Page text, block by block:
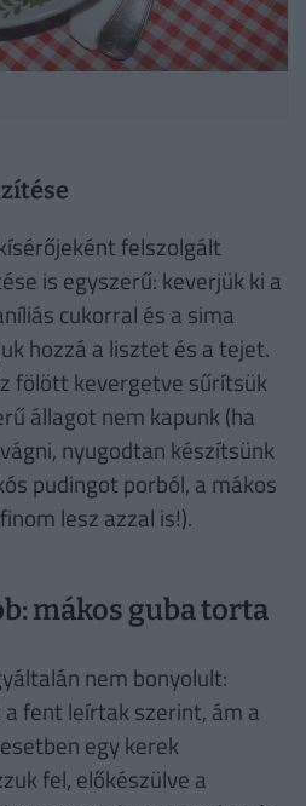
felszolgált
is egyszerű: keverjük ki a
cukorral és a sima
hozzá a lisztet és a tejet.
fölött kevergetve sűrítsük
állagot nem kapunk (ha
nyugodtan készítsünk
pudingot porból, a mákos
lesz azzal is!).
mákos guba torta
nem bonyolult:
fent leírtak szerint, ám a
egy kerek
fel, előkészülve a